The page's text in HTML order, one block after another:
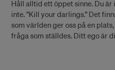
Håll alltid ett öppet sinne. Du
inte. ”Kill your darlings.” Det
som världen ger oss på en
fråga som ställdes. Ditt ego är